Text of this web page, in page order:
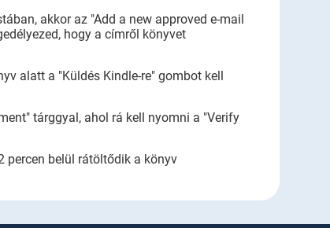
akkor az "Add a new approved e-mail
hogy a címről könyvet
alatt a "Küldés Kindle-re" gombot kell
tárggyal, ahol rá kell nyomni a "Verify
percen belül rátöltődik a könyv